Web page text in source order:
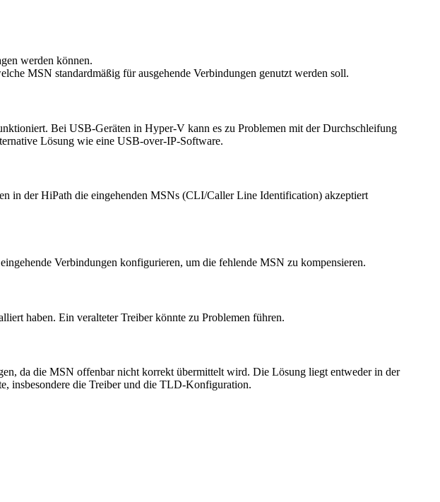
werden können.
MSN standardmäßig für ausgehende Verbindungen genutzt werden soll.
Bei USB-Geräten in Hyper-V kann es zu Problemen mit der Durchschleifung
Lösung wie eine USB-over-IP-Software.
in der HiPath die eingehenden MSNs (CLI/Caller Line Identification) akzeptiert
Verbindungen konfigurieren, um die fehlende MSN zu kompensieren.
haben. Ein veralteter Treiber könnte zu Problemen führen.
da die MSN offenbar nicht korrekt übermittelt wird. Die Lösung liegt entweder in der
insbesondere die Treiber und die TLD-Konfiguration.